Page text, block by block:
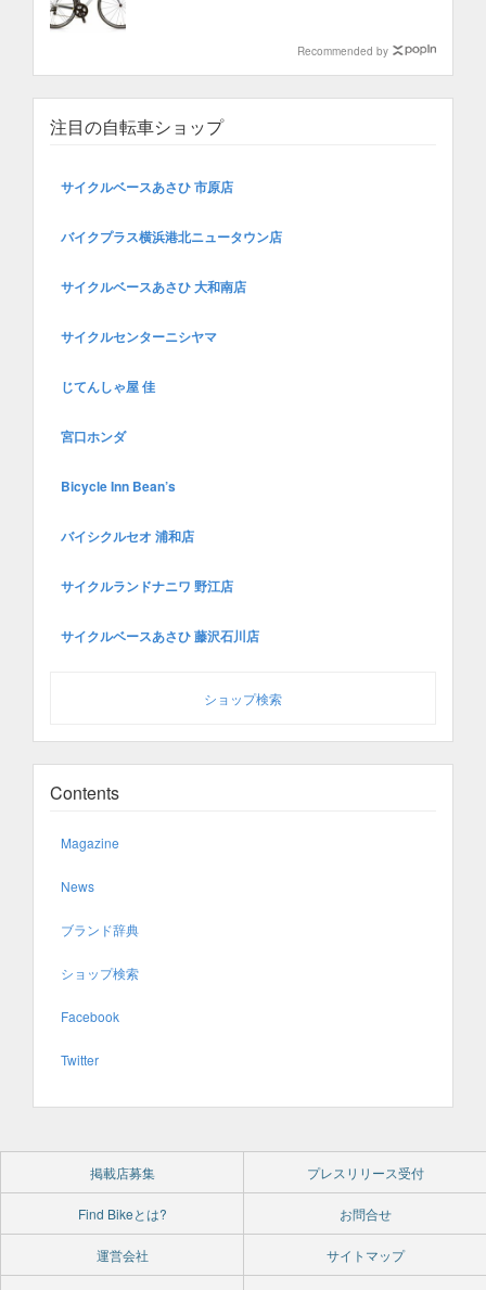
Recommended by
注目の自転車ショップ
サイクルベースあさひ 市原店
バイクプラス横浜港北ニュータウン店
サイクルベースあさひ 大和南店
サイクルセンターニシヤマ
じてんしゃ屋 佳
宮口ホンダ
Bicycle Inn Bean’s
バイシクルセオ 浦和店
サイクルランドナニワ 野江店
サイクルベースあさひ 藤沢石川店
ショップ検索
Contents
Magazine
News
ブランド辞典
ショップ検索
Facebook
Twitter
掲載店募集 プレスリリース受付
Find Bikeとは? お問合せ
運営会社 サイトマップ